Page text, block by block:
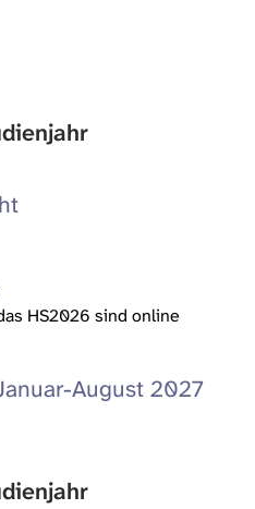
HS2026 sind online
August 2027